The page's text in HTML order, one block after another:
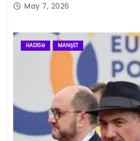
May 7, 2026
HADISƏ MANŞET